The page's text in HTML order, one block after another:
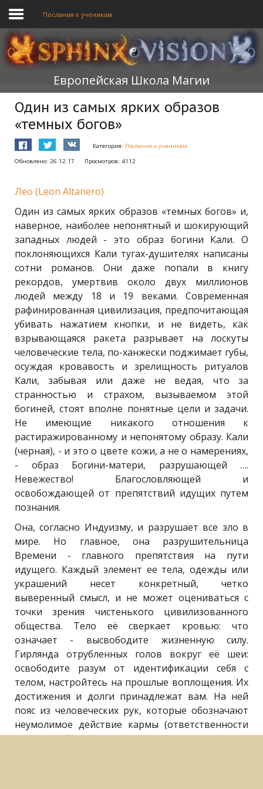
ГЛАВНАЯ
ОБУЧЕНИЕ
ТЕОРИЯ
ФОРУМ
БЛОГ
ПОДАТЬ ЗАЯВКУ
Послания к ученикам
Европейская Школа Магии
Один из самых ярких образов
«темных богов»
Категория: Послания к ученикам
Обновлено: 26.12.17
Просмотров: 4112
Лео (Leon Altanero)
Один из самых ярких образов «темных богов» и,
наверное, наиболее непонятный и шокирующий
западных людей - это образ богини Кали. О
поклоняющихся Кали тугах-душителях написаны
сотни романов. Они даже попали в книгу
рекордов, умертвив около двух миллионов
людей между 18 и 19 веками. Современная
рафинированная цивилизация, предпочитающая
убивать нажатием кнопки, и не видеть, как
взрывающаяся ракета разрывает на лоскуты
человеческие тела, по-ханжески поджимает губы,
осуждая кровавость и зрелищность ритуалов
Кали, забывая или даже не ведая, что за
странностью и страхом, вызываемом этой
богиней, стоят вполне понятные цели и задачи.
Не имеющие никакого отношения к
растиражированному и непонятому образу. Кали
(черная), - и это о цвете кожи, а не о намерениях,
- образ Богини-матери, разрушающей ….
Невежество! Благословляющей и
освобождающей от препятствий идущих путем
познания.
Она, согласно Индуизму, и разрушает все зло в
мире. Но главное, она разрушительница
Времени - главного препятствия на пути
идущего. Каждый элемент ее тела, одежды или
украшений несет конкретный, четко
выверенный смысл, и не может оцениваться с
точки зрения чистенького цивилизованного
общества. Тело её сверкает кровью: что
означает - высвободите жизненную силу.
Гирлянда отрубленных голов вокруг её шеи:
освободите разум от идентификации себя с
телом, настройтесь на прошлые воплощения. Их
достижения и долги принадлежат вам. На ней
пояс из человеческих рук, которые обозначают
неумолимое действие кармы (ответственности
за свои действия). В ушах у неё серьги из трупов